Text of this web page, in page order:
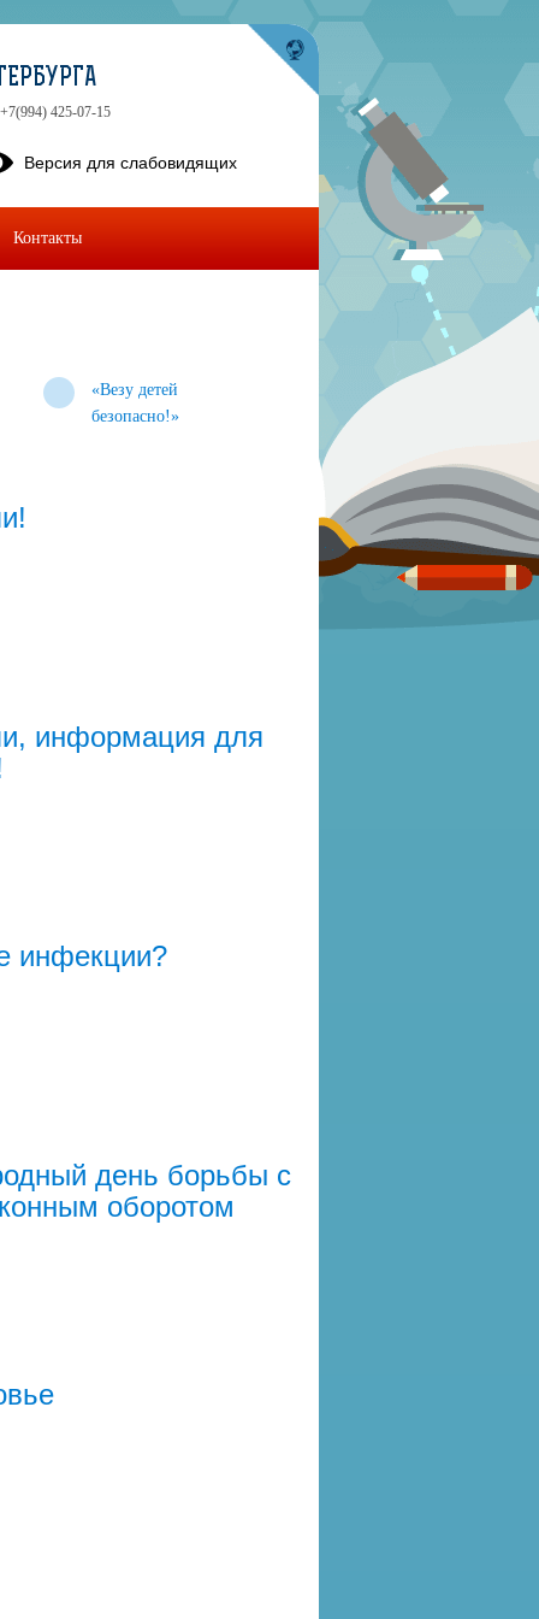
«Везу детей
безопасно!»
информация для
инфекции?
день борьбы с
оборотом
425-07-15
Версия для слабовидящих
Контакты